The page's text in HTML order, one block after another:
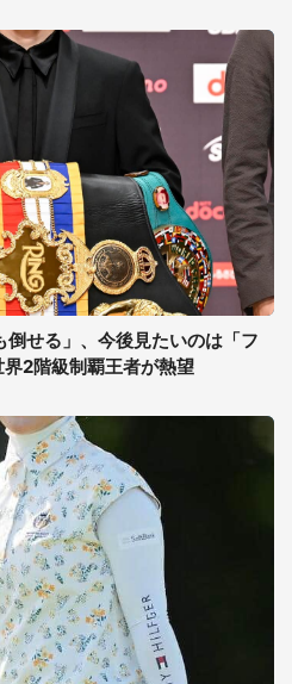
せる」、今後見たいのは「フ
2階級制覇王者が熱望